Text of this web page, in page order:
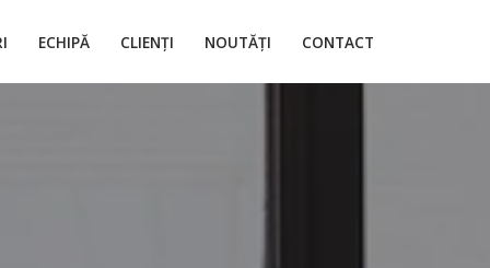
ECHIPĂ CLIENȚI NOUTĂȚI CONTACT